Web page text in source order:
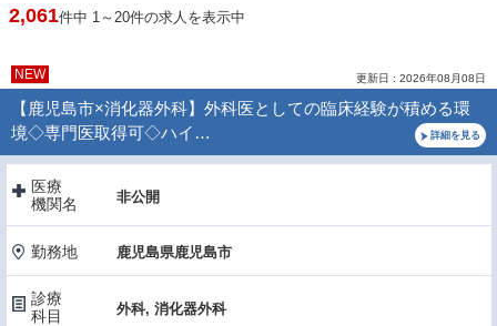
2,061件中 1～20件の求人を表示中
NEW 更新日 : 2026年08月08日
【鹿児島市×消化器外科】外科医としての臨床経験が積める環
境◇専門医取得可◇ハイ…
詳細を見る
医療
機関名
非公開
勤務地 鹿児島県鹿児島市
診療
科目
外科, 消化器外科